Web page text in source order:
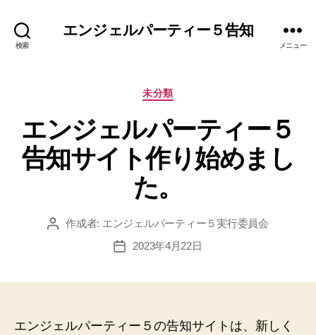
検索
エンジェルパーティー５告知
メニュー
カ
ゴ
リ
ー
未分類
エンジェルパーティー５
告知サイト作り始めまし
た。
投 作成者: エンジェルパーティー５実行委員会
投
2023年4月22日
エンジェルパーティー５の告知サイトは、新しく